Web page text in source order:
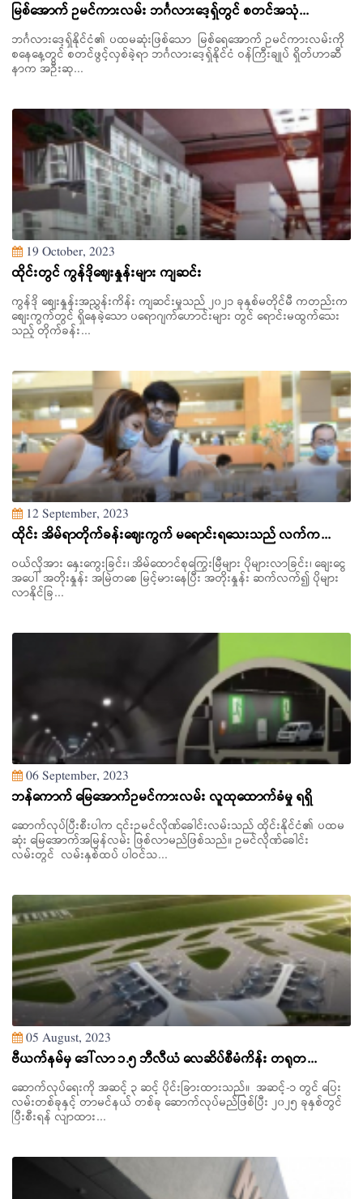
မြစ်အောက် ဥမင်ကားလမ်း ဘင်္ဂလားဒေ့ရှ်တွင် စတင်အသုံ...
ဘင်္ဂလားဒေ့ရှ်နိုင်ငံ၏ ပထမဆုံးဖြစ်သော မြစ်ရေအောက် ဥမင်ကားလမ်းကို
စနေနေ့တွင် စတင်ဖွင့်လှစ်ခဲ့ရာ ဘင်္ဂလားဒေ့ရှ်နိုင်ငံ ဝန်ကြီးချုပ် ရှိတ်ဟာဆီ
နာက အဦးဆု...
19 October, 2023
ထိုင်းတွင် ကွန်ဒိုဈေးနှုန်းများ ကျဆင်း
ကွန်ဒို စျေးနှုန်းအညွှန်းကိန်း ကျဆင်းမှုသည် ၂၀၂၁ ခုနှစ်မတိုင်မီ ကတည်းက
စျေးကွက်တွင် ရှိနေခဲ့သော ပရောဂျက်ဟောင်းများ တွင် ရောင်းမထွက်သေး
သည့် တိုက်ခန်း...
12 September, 2023
ထိုင်း အိမ်ရာတိုက်ခန်းဈေးကွက် မရောင်းရသေးသည် လက်က...
ဝယ်လိုအား နှေးကွေးခြင်း၊ အိမ်ထောင်စုကြွေးမြီများ ပိုများလာခြင်း၊ ချေးငွေ
အပေါ် အတိုးနှုန်း အမြဲတစေ မြင့်မားနေပြီး အတိုးနှုန်း ဆက်လက်၍ ပိုများ
လာနိုင်ခြ...
06 September, 2023
ဘန်ကောက် မြေအောက်ဥမင်ကားလမ်း လူထုထောက်ခံမှု ရရှိ
ဆောက်လုပ်ပြီးစီးပါက ၎င်းဥမင်လိုဏ်ခေါင်းလမ်းသည် ထိုင်းနိုင်ငံ၏ ပထမ
ဆုံး မြေအောက်အမြန်လမ်း ဖြစ်လာမည်ဖြစ်သည်။ ဥမင်လိုဏ်ခေါင်း
လမ်းတွင် လမ်းနှစ်ထပ် ပါဝင်သ...
05 August, 2023
ဗီယက်နမ်မှ ဒေါ်လာ ၁.၅ ဘီလီယံ လေဆိပ်စီမံကိန်း တရုတ...
ဆောက်လုပ်ရေးကို အဆင့် ၃ ဆင့် ပိုင်းခြားထားသည်။ အဆင့်-၁ တွင် ပြေး
လမ်းတစ်ခုနှင့် တာမင်နယ် တစ်ခု ဆောက်လုပ်မည်ဖြစ်ပြီး ၂၀၂၅ ခုနှစ်တွင်
ပြီးစီးရန် လျာထား...